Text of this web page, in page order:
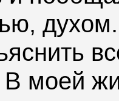
моей